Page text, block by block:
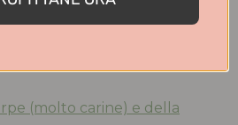
(molto carine) e della